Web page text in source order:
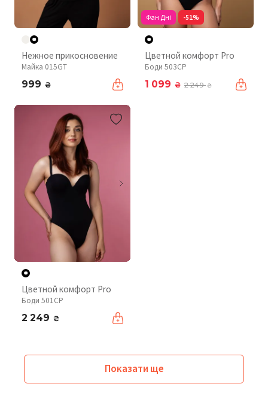
Нежное прикосновение
Майка 015GT
999 ₴
Фан Дні -51%
Цветной комфорт Pro
Боди 503CP
1 099 ₴ 2 249₴
Цветной комфорт Pro
Боди 501CP
2 249 ₴
Показати ще